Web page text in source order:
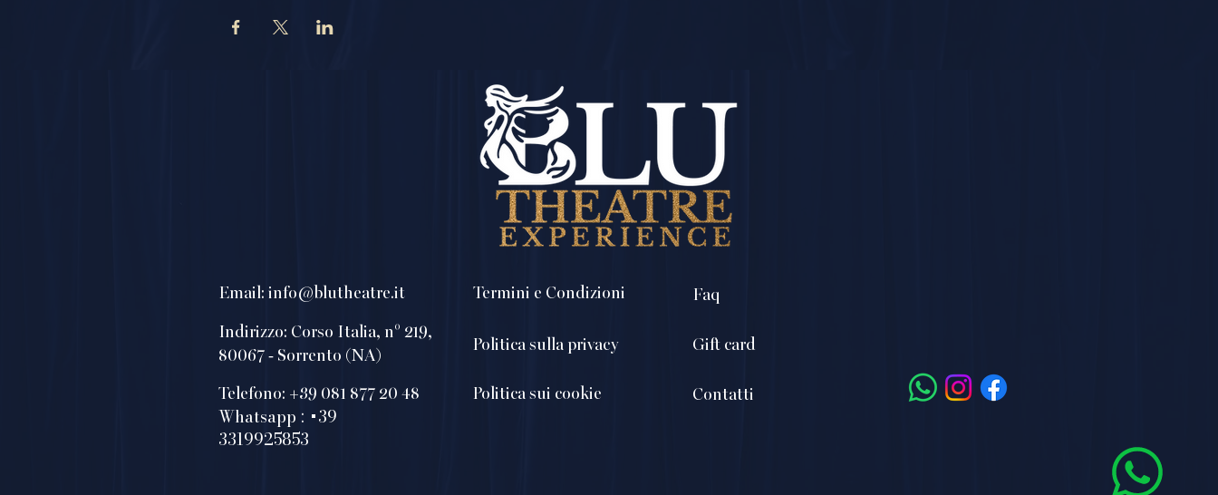
Email: info@blutheatre.it
Telefono: +39 081 877 20 48
Whatsapp : +39
3319925853
Termini e Condizioni
Politica sulla privacy
Politica sui cookie
Faq
Gift card
Contatti
Indirizzo: Corso Italia, n° 219,
80067 - Sorrento (NA)